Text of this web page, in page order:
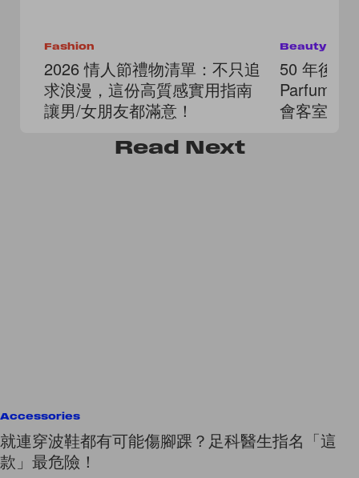
Fashion
2026 情人節禮物清單：不只追
求浪漫，這份高質感實用指南
讓男/女朋友都滿意！
Beauty
50 年後依
會客室與
Read Next
Accessories
就連穿波鞋都有可能傷腳踝？足科醫生指名「這
款」最危險！